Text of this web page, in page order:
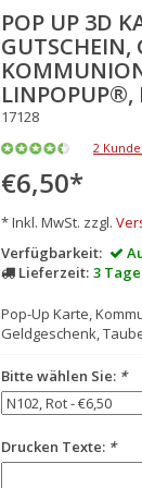
POP UP 3D
GUTSCHEIN,
LINPOPUP®,
17128
2
€6,50*
* Inkl. MwSt. zzgl.
Verfügbarkeit:
Lieferzeit: 3 Tage
Pop-Up Karte,
Geldgeschenk,
Bitte wählen Sie: *
Drucken Texte: *